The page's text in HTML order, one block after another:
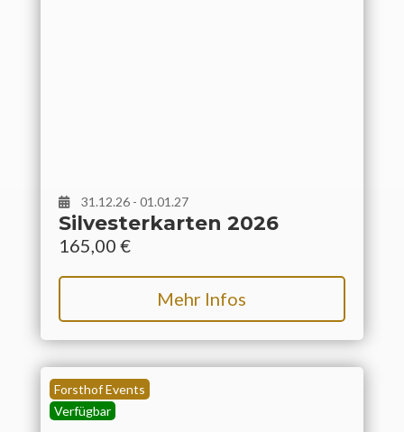
31.12.26 - 01.01.27
Silvesterkarten 2026
165,00 €
Mehr Infos
Forsthof Events
Verfügbar